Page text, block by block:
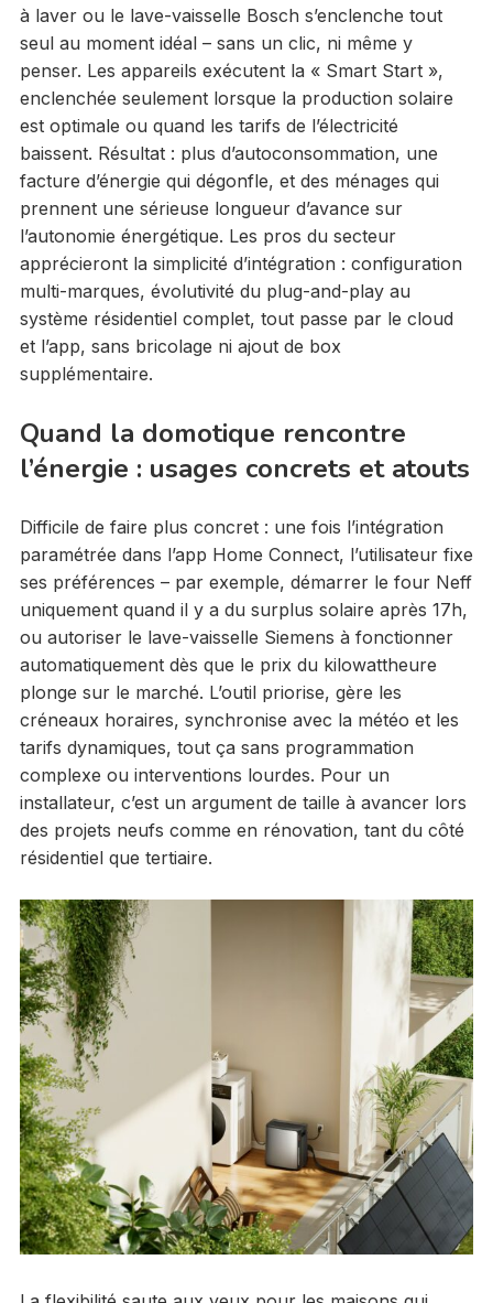
à laver ou le lave-vaisselle Bosch s’enclenche tout
seul au moment idéal – sans un clic, ni même y
penser. Les appareils exécutent la « Smart Start »,
enclenchée seulement lorsque la production solaire
est optimale ou quand les tarifs de l’électricité
baissent. Résultat : plus d’autoconsommation, une
facture d’énergie qui dégonfle, et des ménages qui
prennent une sérieuse longueur d’avance sur
l’autonomie énergétique. Les pros du secteur
apprécieront la simplicité d’intégration : configuration
multi-marques, évolutivité du plug-and-play au
système résidentiel complet, tout passe par le cloud
et l’app, sans bricolage ni ajout de box
supplémentaire.
Quand la domotique rencontre
l’énergie : usages concrets et atouts
Difficile de faire plus concret : une fois l’intégration
paramétrée dans l’app Home Connect, l’utilisateur fixe
ses préférences – par exemple, démarrer le four Neff
uniquement quand il y a du surplus solaire après 17h,
ou autoriser le lave-vaisselle Siemens à fonctionner
automatiquement dès que le prix du kilowattheure
plonge sur le marché. L’outil priorise, gère les
créneaux horaires, synchronise avec la météo et les
tarifs dynamiques, tout ça sans programmation
complexe ou interventions lourdes. Pour un
installateur, c’est un argument de taille à avancer lors
des projets neufs comme en rénovation, tant du côté
résidentiel que tertiaire.